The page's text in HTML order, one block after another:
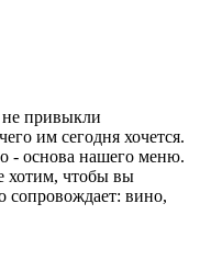
привыкли
им сегодня хочется.
- основа нашего меню.
хотим, чтобы вы
сопровождает: вино,